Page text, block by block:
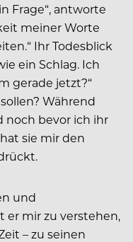
Frage“, antworte
meiner Worte
Ihr Todesblick
ein Schlag. Ich
gerade jetzt?“
Während
noch bevor ich ihr
sie mir den
und
er mir zu verstehen,
– zu seinen